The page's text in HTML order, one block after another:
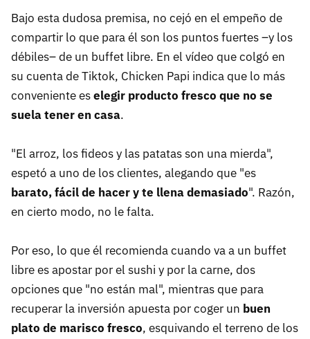
Bajo esta dudosa premisa, no cejó en el empeño de
compartir lo que para él son los puntos fuertes –y los
débiles– de un buffet libre. En el vídeo que colgó en
su cuenta de Tiktok, Chicken Papi indica que lo más
conveniente eselegir producto fresco que no se
suela tener en casa.
"El arroz, los fideos y las patatas son una mierda",
espetó a uno de los clientes, alegando que "es
barato, fácil de hacer y te llena demasiado". Razón,
en cierto modo, no le falta.
Por eso, lo que él recomienda cuando va a un buffet
libre es apostar por el sushi y por la carne, dos
opciones que "no están mal", mientras que para
recuperar la inversión apuesta por coger un buen
plato de marisco fresco, esquivando el terreno de los